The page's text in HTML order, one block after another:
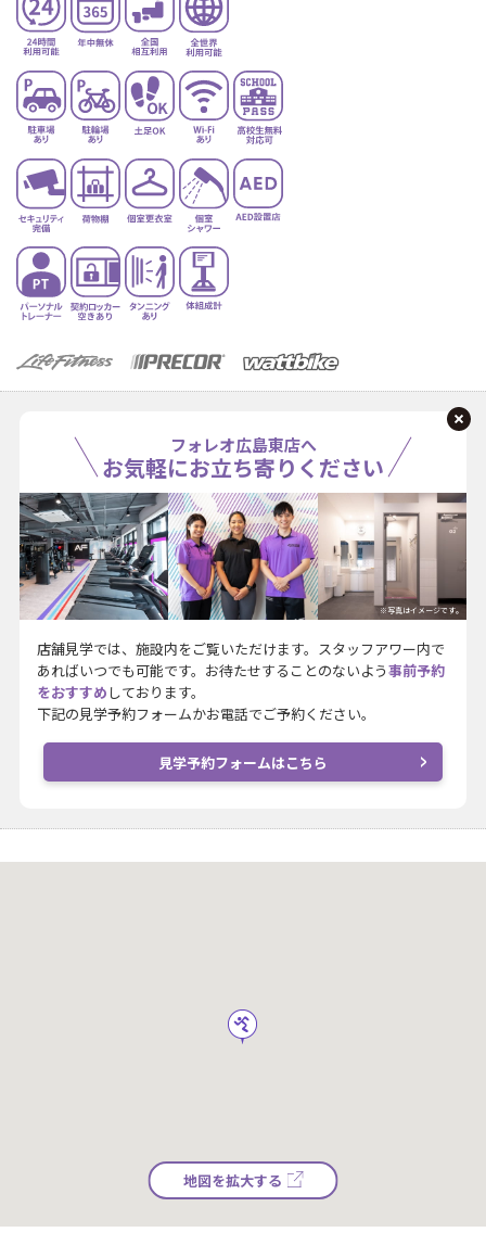
フォレオ広島東店へ
お気軽にお立ち寄りください
※写真はイメージです。
店舗見学では、施設内をご覧いただけます。スタッフアワー内で
あればいつでも可能です。お待たせすることのないよう事前予約
をおすすめ しております。
下記の見学予約フォームかお電話でご予約ください。
見学予約フォームはこちら
地図を拡大する